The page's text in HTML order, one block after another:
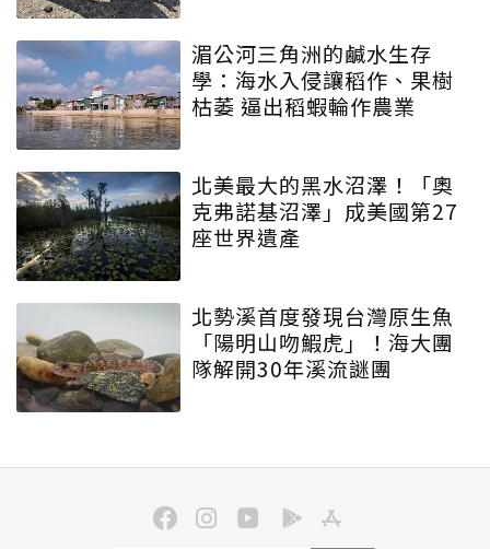
湄公河三角洲的鹹水生存
學：海水入侵讓稻作、果樹
枯萎 逼出稻蝦輪作農業
北美最大的黑水沼澤！「奧
克弗諾基沼澤」成美國第27
座世界遺產
北勢溪首度發現台灣原生魚
「陽明山吻鰕虎」！海大團
隊解開30年溪流謎團